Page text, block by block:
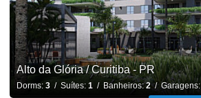
Alto da Glória / Curitiba - PR
Dorms: 3/ Suítes: 1/ Banheiros:2/ Garagens: